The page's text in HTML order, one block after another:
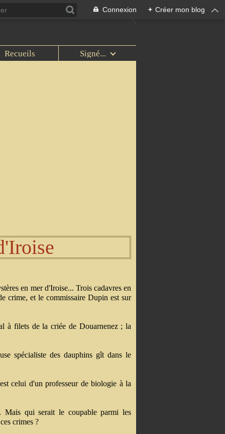
Connexion + Créer mon blog
Recueils Signé...
en mer d'Iroise... Trois cadavres en
crime, et le commissaire Dupin est sur
à filets de la criée de Douarnenez ; la
spécialiste des dauphins gît dans le
celui d'un professeur de biologie à la
Mais qui serait le coupable parmi les
crimes ?